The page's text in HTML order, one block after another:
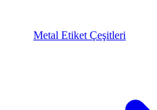
Metal Etiket Çeşitleri